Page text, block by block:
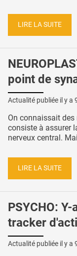
LIRE LA SUITE
point de
Actualité publiée il y a
On connaissait
consiste à assurer
nerveux central.
LIRE LA SUITE
PSYCHO:
tracker
Actualité publiée il y a